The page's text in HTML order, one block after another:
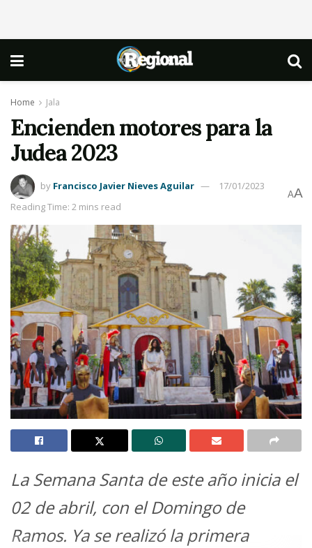
Home Jala
Encienden motores para la
Judea 2023
by Francisco Javier Nieves Aguilar
17/01/2023
Reading Time: 2 mins read
AA
La Semana Santa de este año inicia el
02 de abril, con el Domingo de
Ramos. Ya se realizó la primera